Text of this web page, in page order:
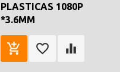
PLASTICAS 1080P
*3.6MM